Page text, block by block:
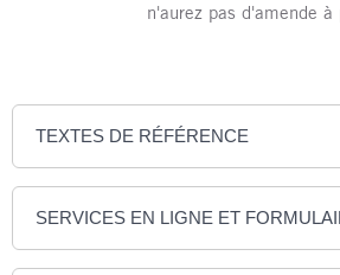
n'aurez pas d'amende à
TEXTES DE RÉFÉRENCE
SERVICES EN LIGNE ET